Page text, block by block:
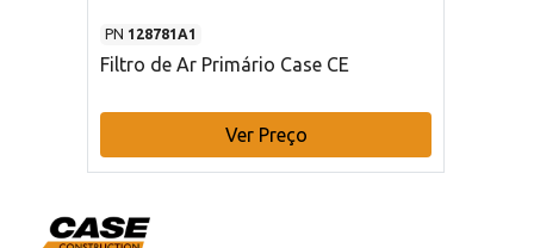
PN 128781A1
Filtro de Ar Primário Case CE
Ver Preço